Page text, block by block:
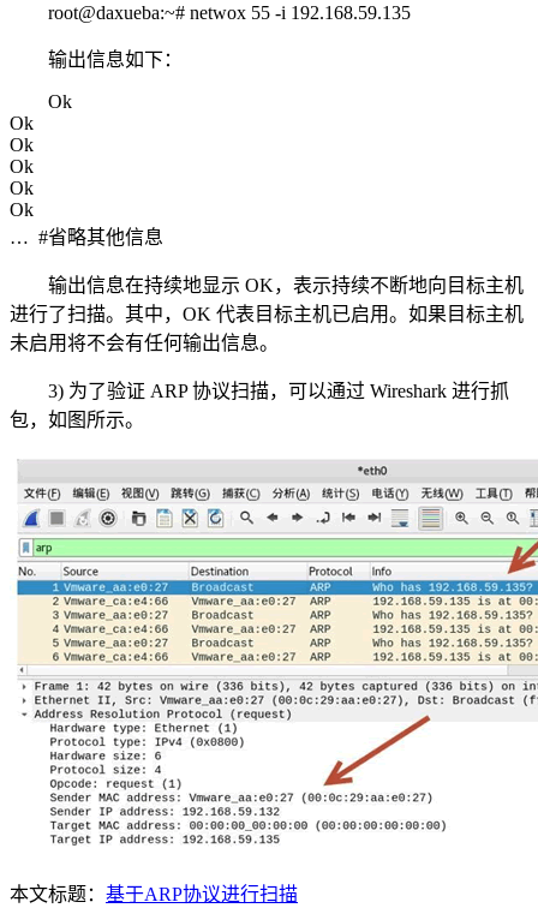
root@daxueba:~# netwox 55 -i 192.168.59.135
输出信息如下：
Ok
Ok
Ok
Ok
Ok
Ok
… #省略其他信息
输出信息在持续地显示 OK，表示持续不断地向目标主机
进行了扫描。其中，OK 代表目标主机已启用。如果目标主机
未启用将不会有任何输出信息。
3) 为了验证 ARP 协议扫描，可以通过 Wireshark 进行抓
包，如图所示。
本文标题： 基于ARP协议进行扫描